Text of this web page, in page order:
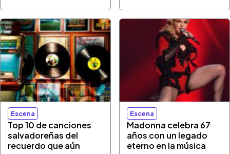
Escena
Top 10 de canciones
salvadoreñas del
recuerdo que aún
Escena
Madonna celebra 67
años con un legado
eterno en la música